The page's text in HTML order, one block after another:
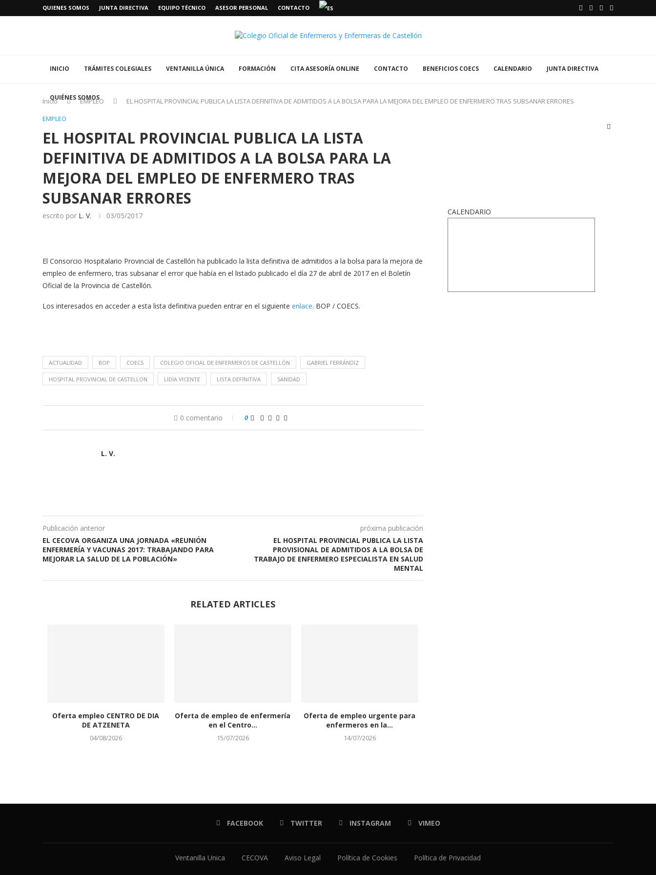
QUIENES SOMOS JUNTA DIRECTIVA EQUIPO TÉCNICO ASESOR PERSONAL CONTACTO
INICIO TRÁMITES COLEGIALES VENTANILLA ÚNICA FORMACIÓN CITA ASESORÍA ONLINE CONTACTO BENEFICIOS COECS CALENDARIO JUNTA DIRECTIVA
QUIÉNES SOMOS
Inicio EMPLEO
EL HOSPITAL PROVINCIAL PUBLICA LA LISTA DEFINITIVA DE ADMITIDOS A LA BOLSA PARA LA MEJORA DEL EMPLEO DE ENFERMERO TRAS SUBSANAR ERRORES
EMPLEO
EL HOSPITAL PROVINCIAL PUBLICA LA LISTA
DEFINITIVA DE ADMITIDOS A LA BOLSA PARA LA
MEJORA DEL EMPLEO DE ENFERMERO TRAS
SUBSANAR ERRORES
escrito por L. V. 03/05/2017
El Consorcio Hospitalario Provincial de Castellón ha publicado la lista definitiva de admitidos a la bolsa para la mejora de
empleo de enfermero, tras subsanar el error que había en el listado publicado el día 27 de abril de 2017 en el Boletín
Oficial de la Provincia de Castellón.
Los interesados en acceder a esta lista definitiva pueden entrar en el siguiente enlace. BOP / COECS.
ACTUALIDAD BOP COECS COLEGIO OFICIAL DE ENFERMEROS DE CASTELLÓN GABRIEL FERRÁNDIZ
HOSPITAL PROVINCIAL DE CASTELLON LIDIA VICENTE LISTA DEFINITIVA SANIDAD
0 comentario 0
L. V.
Publicación anterior
EL CECOVA ORGANIZA UNA JORNADA «REUNIÓN
ENFERMERÍA Y VACUNAS 2017: TRABAJANDO PARA
MEJORAR LA SALUD DE LA POBLACIÓN»
próxima publicación
EL HOSPITAL PROVINCIAL PUBLICA LA LISTA
PROVISIONAL DE ADMITIDOS A LA BOLSA DE
TRABAJO DE ENFERMERO ESPECIALISTA EN SALUD
MENTAL
RELATED ARTICLES
Oferta empleo CENTRO DE DIA
DE ATZENETA
04/08/2026
Oferta de empleo de enfermería
en el Centro...
15/07/2026
Oferta de empleo urgente para
enfermeros en la...
14/07/2026
CALENDARIO
FACEBOOK TWITTER INSTAGRAM VIMEO
Ventanilla Unica CECOVA Aviso Legal Política de Cookies Política de Privacidad